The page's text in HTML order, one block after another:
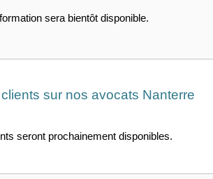
sera bientôt disponible.
sur nos avocats Nanterre
seront prochainement disponibles.